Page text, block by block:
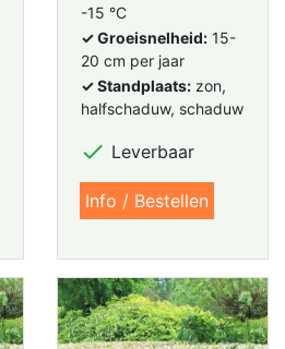
-15 °C
✓ Groeisnelheid: 15-
20 cm per jaar
✓ Standplaats: zon,
halfschaduw, schaduw
 Leverbaar
Info / Bestellen